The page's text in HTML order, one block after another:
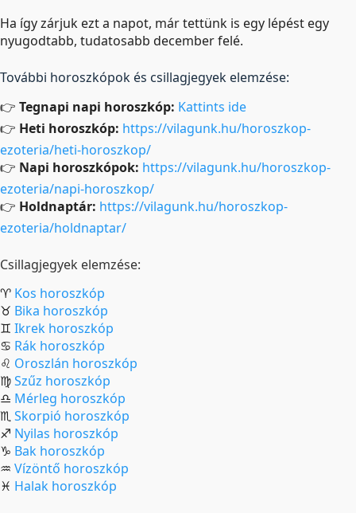
Ha így zárjuk ezt a napot, már tettünk is egy lépést egy
nyugodtabb, tudatosabb december felé.
További horoszkópok és csillagjegyek elemzése:
👉 Tegnapi napi horoszkóp: Kattints ide
👉 Heti horoszkóp: https://vilagunk.hu/horoszkop-
ezoteria/heti-horoszkop/
👉 Napi horoszkópok: https://vilagunk.hu/horoszkop-
ezoteria/napi-horoszkop/
👉 Holdnaptár: https://vilagunk.hu/horoszkop-
ezoteria/holdnaptar/
Csillagjegyek elemzése:
♈ Kos horoszkóp
♉ Bika horoszkóp
♊ Ikrek horoszkóp
♋ Rák horoszkóp
♌ Oroszlán horoszkóp
♍Szűz horoszkóp
♎ Mérleg horoszkóp
♏Skorpió horoszkóp
♐ Nyilas horoszkóp
♑ Bak horoszkóp
♒ Vízöntő horoszkóp
♓ Halak horoszkóp